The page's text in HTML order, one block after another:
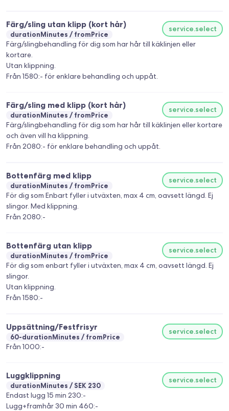
Färg/sling utan klipp (kort hår)
durationMinutes fromPrice
service.select
Färg/slingbehandling för dig som har hår till käklinjen eller
kortare.
Utan klippning.
Från 1580:- för enklare behandling och uppåt.
Färg/sling med klipp (kort hår)
durationMinutes fromPrice
service.select
Färg/slingbehandling för dig som har hår till käklinjen eller kortare
och även vill ha klippning.
Från 2080:- för enklare behandling och uppåt.
Bottenfärg med klipp
durationMinutes fromPrice
service.select
För dig som Enbart fyller i utväxten, max 4 cm, oavsett längd. Ej
slingor. Med klippning.
Från 2080:-
Bottenfärg utan klipp
durationMinutes fromPrice
service.select
För dig som enbart fyller i utväxten, max 4 cm, oavsett längd. Ej
slingor.
Utan klippning.
Från 1580:-
Uppsättning/Festfrisyr
60-durationMinutes fromPrice
service.select
Från 1000:-
Luggklippning
durationMinutes SEK 230
service.select
Endast lugg 15 min 230:-
Lugg+framhår 30 min 460:-